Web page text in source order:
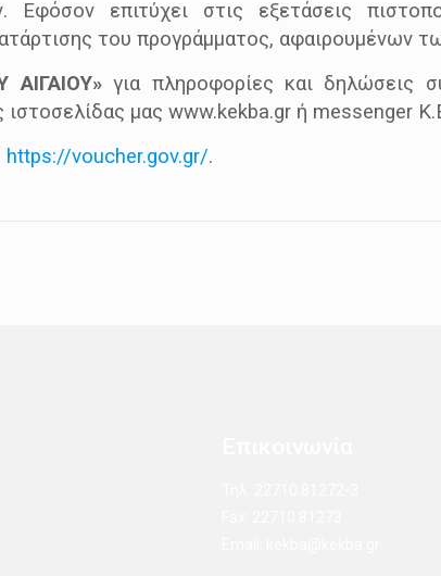
επιτύχει στις εξετάσεις
του προγράμματος, αφαιρουμένων
για πληροφορίες και δηλώσεις
μας www.kekba.gr ή messenger
https://voucher.gov.gr/.